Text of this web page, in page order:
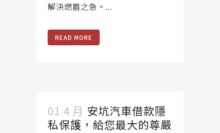
解決燃眉之急。...
READ MORE
01 4 月 安坑汽車借款隱
私保護，給您最大的尊嚴